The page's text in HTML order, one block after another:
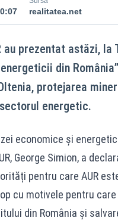
realitatea.net
au prezentat astăzi,
din
protejarea
energetic.
economice și
George Simion, a
pentru care AUR
cu motivele pentru
din România și